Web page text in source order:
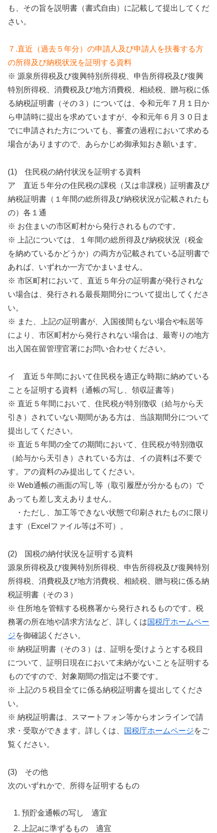
も、その旨を説明書（書式自由）に記載して提出してくだ
さい。
７.直近（過去５年分）の申請人及び申請人を扶養する方
の所得及び納税状況を証明する資料
※ 源泉所得税及び復興特別所得税、申告所得税及び復興
特別所得税、消費税及び地方消費税、相続税、贈与税に係
る納税証明書（その３）については、令和元年７月１日か
ら申請時に提出を求めていますが、令和元年６月３０日ま
でに申請された方についても、審査の過程において求める
場合がありますので、あらかじめ御承知おき願います。
(1) 住民税の納付状況を証明する資料
ア 直近５年分の住民税の課税（又は非課税）証明書及び
納税証明書（１年間の総所得及び納税状況が記載されたも
の）各１通
※ お住まいの市区町村から発行されるものです。
※ 上記については、１年間の総所得及び納税状況（税金
を納めているかどうか）の両方が記載されている証明書で
あれば、いずれか一方でかまいません。
※ 市区町村において、直近５年分の証明書が発行されな
い場合は、発行される最長期間分について提出してくださ
い。
※ また、上記の証明書が、入国後間もない場合や転居等
により、市区町村から発行されない場合は、最寄りの地方
出入国在留管理官署にお問い合わせください。
イ 直近５年間において住民税を適正な時期に納めている
ことを証明する資料（通帳の写し、領収証書等）
※ 直近５年間において、住民税が特別徴収（給与から天
引き）されていない期間がある方は、当該期間分について
提出してください。
※ 直近５年間の全ての期間において、住民税が特別徴収
（給与から天引き）されている方は、イの資料は不要で
す。アの資料のみ提出してください。
※ Web通帳の画面の写し等（取引履歴が分かるもの）で
あっても差し支えありません。
・ただし、加工等できない状態で印刷されたものに限り
ます（Excelファイル等は不可）。
(2) 国税の納付状況を証明する資料
源泉所得税及び復興特別所得税、申告所得税及び復興特別
所得税、消費税及び地方消費税、相続税、贈与税に係る納
税証明書（その３）
※ 住所地を管轄する税務署から発行されるものです。税
務署の所在地や請求方法など、詳しくは国税庁ホームペー
ジを御確認ください。
※ 納税証明書（その３）は、証明を受けようとする税目
について、証明日現在において未納がないことを証明する
ものですので、対象期間の指定は不要です。
※ 上記の５税目全てに係る納税証明書を提出してくださ
い。
※ 納税証明書は、スマートフォン等からオンラインで請
求・受取ができます。詳しくは、
国税庁ホームページをご
覧ください。
(3) その他
次のいずれかで、所得を証明するもの
預貯金通帳の写し 適宜
上記aに準ずるもの 適宜